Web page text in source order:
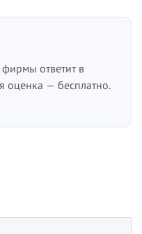
ответит в
оценка — бесплатно.